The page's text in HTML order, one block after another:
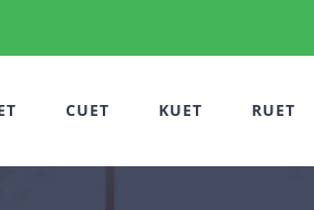
CUET KUET RUET